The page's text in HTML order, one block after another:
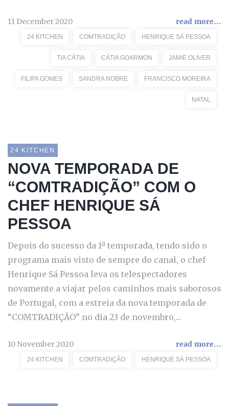
11 December 2020 read more...
24 KITCHEN COMTRADIÇÃO HENRIQUE SÁ PESSOA
TIA CÁTIA CÁTIA GOARMON JAMIE OLIVER
FILIPA GOMES SANDRA NOBRE FRANCISCO MOREIRA
NATAL
24 KITCHEN
NOVA TEMPORADA DE
“COMTRADIÇÃO” COM O
CHEF HENRIQUE SÁ
PESSOA
Depois do sucesso da 1ª temporada, tendo sido o
programa mais visto de sempre do canal, o chef
Henrique Sá Pessoa leva os telespectadores
novamente a viajar pelos caminhos mais saborosos
de Portugal, com a estreia da nova temporada de
“COMTRADIÇÃO” no dia 23 de novembro,...
10 November 2020 read more...
24 KITCHEN COMTRADIÇÃO HENRIQUE SÁ PESSOA